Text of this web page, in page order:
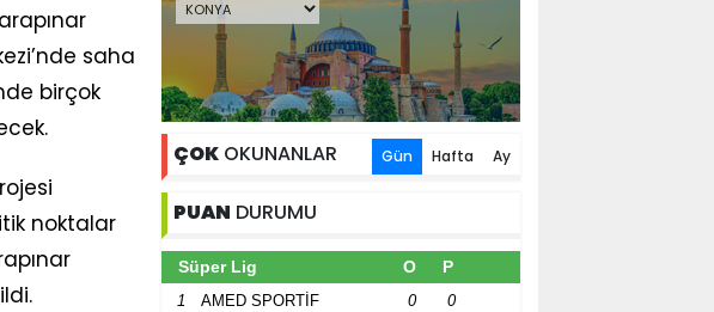
saha
birçok
noktalar
ÇOK OKUNANLAR Gün Hafta Ay
PUAN DURUMU
Süper Lig O P
1
AMED SPORTİF
0 0